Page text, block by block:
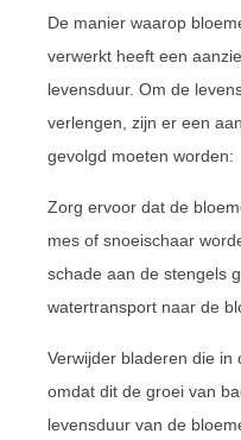
De manier waarop
verwerkt heeft een
levensduur. Om de
verlengen, zijn er een
gevolgd moeten worden:
Zorg ervoor dat de
mes of snoeischaar
schade aan de stengels
watertransport naar de
Verwijder bladeren die in
omdat dit de groei van
levensduur van de